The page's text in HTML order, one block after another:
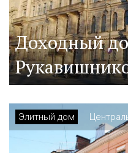
Доходный
Элитный дом